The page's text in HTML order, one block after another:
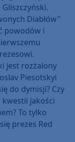
Diabłów"
powodów i
jest rozżalony
Piesotskyi
do dymisji? Czy
kwestii jakości
To tylko
prezes Red